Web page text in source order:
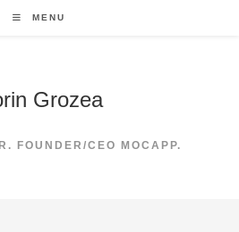
MENU
Grozea
FOUNDER/CEO MOCAPP.